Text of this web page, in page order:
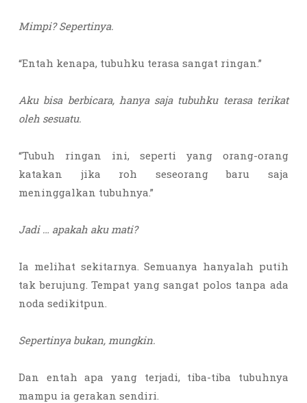
Mimpi? Sepertinya.
“Entah kenapa, tubuhku terasa sangat ringan.”
Aku bisa berbicara, hanya saja tubuhku terasa terikat
oleh sesuatu.
“Tubuh ringan ini, seperti yang orang-orang
katakan jika roh seseorang baru saja
meninggalkan tubuhnya.”
Jadi … apakah aku mati?
Ia melihat sekitarnya. Semuanya hanyalah putih
tak berujung. Tempat yang sangat polos tanpa ada
noda sedikitpun.
Sepertinya bukan, mungkin.
Dan entah apa yang terjadi, tiba-tiba tubuhnya
mampu ia gerakan sendiri.